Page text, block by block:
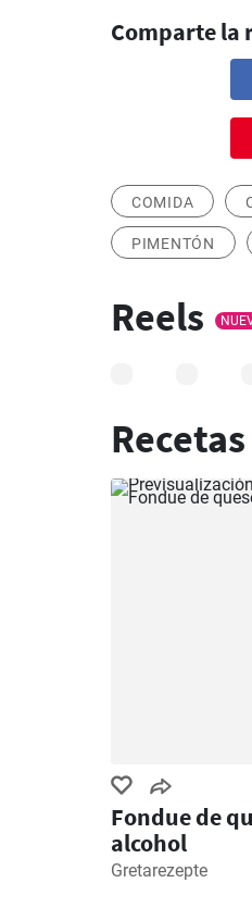
Comparte la
COMIDA
PIMENTÓN
Reels
Fondue de
alcohol
Gretarezepte